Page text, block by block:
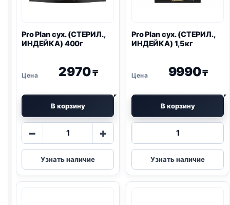
Pro Planсух. (СТЕРИЛ.,
ИНДЕЙКА) 400г
2970₸
В корзину
−
Количество
Pro
Plan
сух.
+
Узнать наличие
Pro Planсух. (СТЕРИЛ.,
ИНДЕЙКА) 1,5кг
9990₸
В корзину
Количество
Pro
Plan
сух.
Узнать наличие